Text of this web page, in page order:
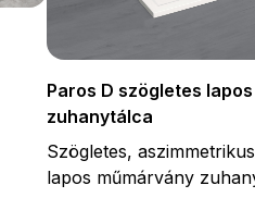
Paros D szögletes lapos
zuhanytálca
Szögletes,
lapos műmárvány